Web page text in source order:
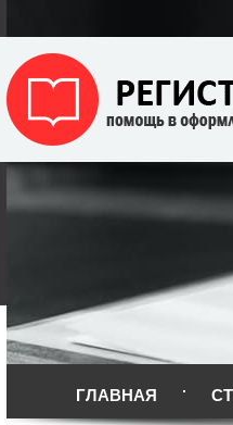
ГЛАВНАЯ